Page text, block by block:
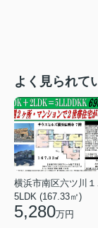
よく見られて
5LDK (167.33㎡)
5,280万円